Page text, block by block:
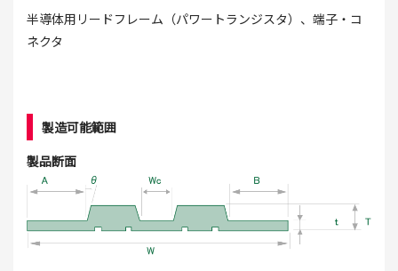
半導体用リードフレーム（パワートランジスタ）、端子・コ
ネクタ
製造可能範囲
製品断面